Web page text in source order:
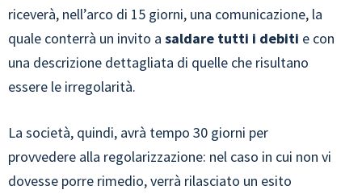
riceverà, nell’arco di 15 giorni, una comunicazione, la
quale conterrà un invito a saldare tutti i debiti e con
una descrizione dettagliata di quelle che risultano
essere le irregolarità.
La società, quindi, avrà tempo 30 giorni per
provvedere alla regolarizzazione: nel caso in cui non vi
dovesse porre rimedio, verrà rilasciato un esito